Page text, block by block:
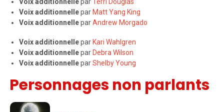
Voix additionnelleparTerri Douglas
Voix additionnellepar Matt Yang King
Voix additionnelleparAndrew Morgado
Voix additionnellepar Kari Wahlgren
Voix additionnellepar Debra Wilson
Voix additionnelleparShelby Young
Personnages non parlants